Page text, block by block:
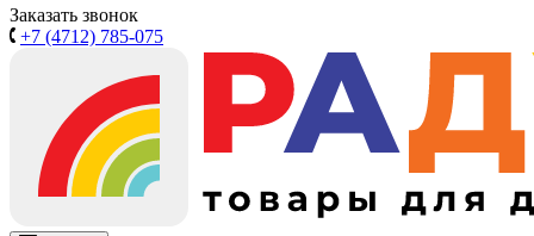
Заказать звонок
+7 (4712) 785-075